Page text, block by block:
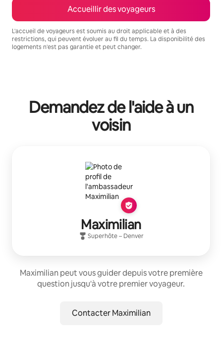
Accueillir des voyageurs
L'accueil de voyageurs est soumis au droit applicable et à des
restrictions, qui peuvent évoluer au fil du temps. La disponibilité des
logements n'est pas garantie et peut changer.
Demandez de l'aide à un
voisin
Maximilian
Superhôte– Denver
Maximilian peut vous guider depuis votre première
question jusqu'à votre premier voyageur.
Contacter Maximilian